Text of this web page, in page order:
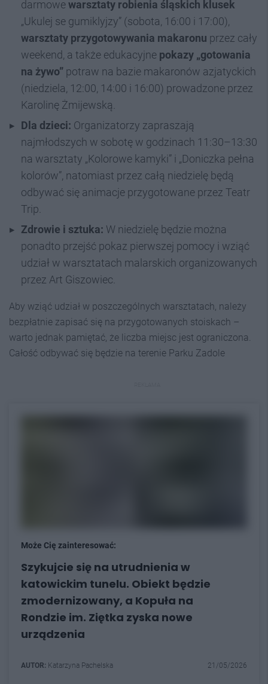
darmowewarsztaty robienia śląskich klusek
„Ukulej se gumiklyjzy” (sobota, 16:00 i 17:00),
warsztaty przygotowywania makaronu przez cały
weekend, a także edukacyjne pokazy „gotowania
na żywo” potraw na bazie makaronów azjatyckich
(niedziela, 12:00, 14:00 i 16:00) prowadzone przez
Karolinę Żmijewską.
Dla dzieci: Organizatorzy zapraszają
najmłodszych w sobotę w godzinach 11:30–13:30
na warsztaty „Kolorowe kamyki” i „Doniczka pełna
kolorów”, natomiast przez całą niedzielę będą
odbywać się animacje przygotowane przez Teatr
Trip.
Zdrowie i sztuka: W niedzielę będzie można
ponadto przejść pokaz pierwszej pomocy i wziąć
udział w warsztatach malarskich organizowanych
przez Art Giszowiec.
Aby wziąć udział w poszczególnych warsztatach, należy
bezpłatnie zapisać się na przygotowanych stoiskach –
warto jednak pamiętać, że liczba miejsc jest ograniczona.
Całość odbywać się będzie na terenie Parku Zadole
Może Cię zainteresować:
Szykujcie się na utrudnienia w
katowickim tunelu. Obiekt będzie
zmodernizowany, a Kopuła na
Rondzie im. Ziętka zyska nowe
urządzenia
AUTOR: Katarzyna Pachelska 21/05/2026